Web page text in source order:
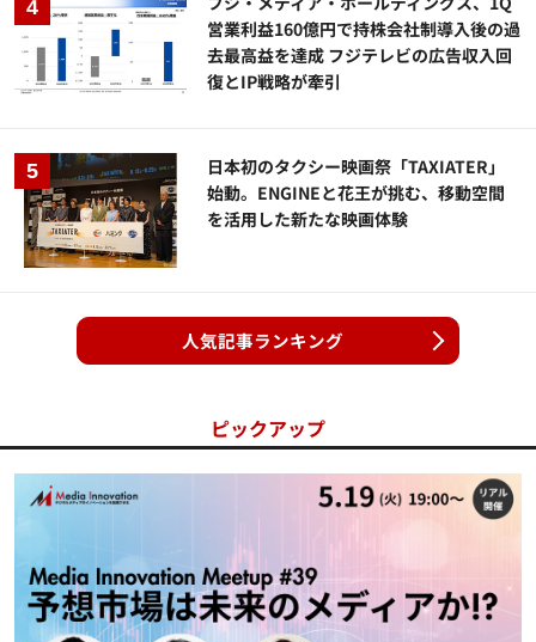
営業利益160億円で持株会社制導入後の過
去最高益を達成 フジテレビの広告収入回
復とIP戦略が牽引
日本初のタクシー映画祭「TAXIATER」
始動。ENGINEと花王が挑む、移動空間
を活用した新たな映画体験
人気記事ランキング
ピックアップ